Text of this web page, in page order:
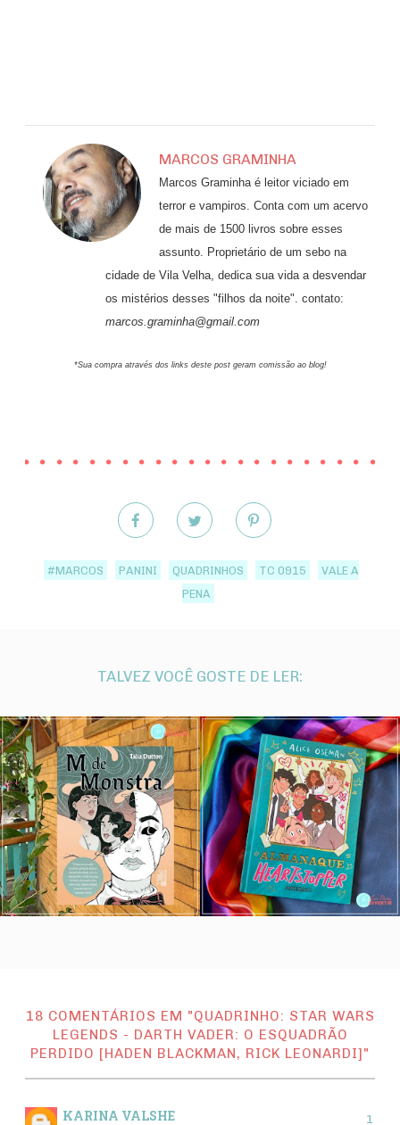
MARCOS GRAMINHA
Marcos Graminha é leitor viciado em
terror e vampiros. Conta com um acervo
de mais de 1500 livros sobre esses
assunto. Proprietário de um sebo na
cidade de Vila Velha, dedica sua vida a desvendar
os mistérios desses "filhos da noite". contato:
marcos.graminha@gmail.com
*Sua compra através dos links deste post geram comissão ao blog!
#MARCOS PANINI QUADRINHOS TC 0915
VALE A
PENA
TALVEZ VOCÊ GOSTE DE LER:
18 COMENTÁRIOS EM "QUADRINHO: STAR WARS
LEGENDS - DARTH VADER: O ESQUADRÃO
PERDIDO [HADEN BLACKMAN, RICK LEONARDI]"
KARINA VALSHE